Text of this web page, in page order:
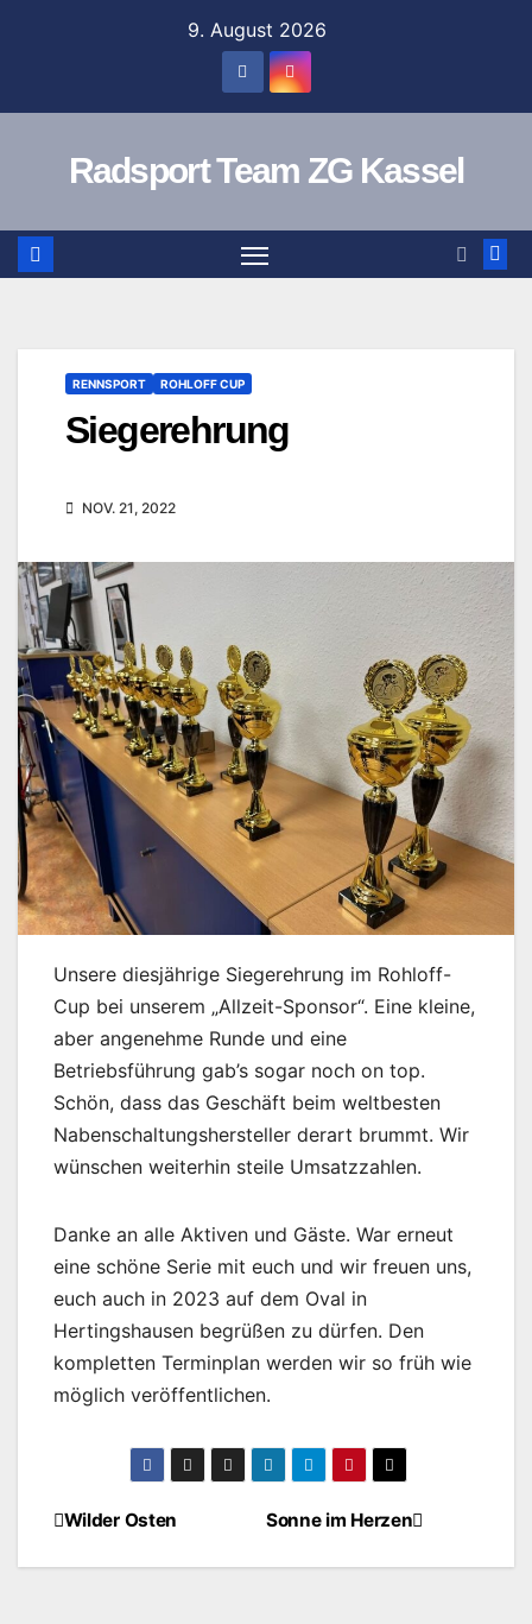
9. August 2026
Radsport Team ZG Kassel
RENNSPORT ROHLOFF CUP
Siegerehrung
NOV. 21, 2022
Unsere diesjährige Siegerehrung im Rohloff-
Cup bei unserem „Allzeit-Sponsor“. Eine kleine,
aber angenehme Runde und eine
Betriebsführung gab’s sogar noch on top.
Schön, dass das Geschäft beim weltbesten
Nabenschaltungshersteller derart brummt. Wir
wünschen weiterhin steile Umsatzzahlen.
Danke an alle Aktiven und Gäste. War erneut
eine schöne Serie mit euch und wir freuen uns,
euch auch in 2023 auf dem Oval in
Hertingshausen begrüßen zu dürfen. Den
kompletten Terminplan werden wir so früh wie
möglich veröffentlichen.
Beitragsnavigation
Sonne im Herzen
Wilder Osten